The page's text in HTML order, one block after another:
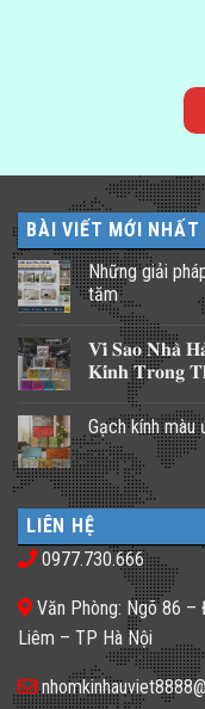
BÀI VIẾT MỚI NHẤT
Những giải
tăm
Không
bình
luận
ở
pháp
lấy
ánh
sáng
cho
nhà
phố
thiếu
sáng
tối
𝐕𝐢̀ 𝐒𝐚𝐨 𝐍𝐡𝐚̀
𝐊𝐢́𝐧𝐡 𝐓𝐫𝐨𝐧𝐠
bình
luận
ở
𝐕𝐢̀
𝐒𝐚𝐨
𝐍𝐡𝐚̀
𝐇𝐚̀𝐧𝐠,
𝐊𝐡𝐚́𝐜𝐡
𝐒𝐚̣𝐧
𝐍𝐞̂𝐧
𝐂𝐡𝐨̣𝐧
𝐆𝐚̣𝐜𝐡
𝐊𝐢́𝐧𝐡
𝐓𝐫𝐨𝐧𝐠
𝐓𝐡𝐢𝐞̂́𝐭
𝐊𝐞̂́?
Gạch kính màu
Không
có
bình
luận
ở
Gạch
kính
màu
đa
dạng
cho
không
gian
sống
LIÊN HỆ
0977.730.666
Văn Phòng: Ngõ 86 –
Liêm – TP Hà Nội